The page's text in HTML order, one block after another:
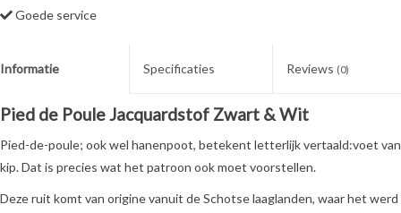
Goede service
Informatie Specificaties Reviews (0)
Pied de Poule Jacquardstof Zwart & Wit
Pied-de-poule; ook wel hanenpoot, betekent letterlijk vertaald:voet van
kip. Dat is precies wat het patroon ook moet voorstellen.
Deze ruit komt van origine vanuit de Schotse laaglanden, waar het werd